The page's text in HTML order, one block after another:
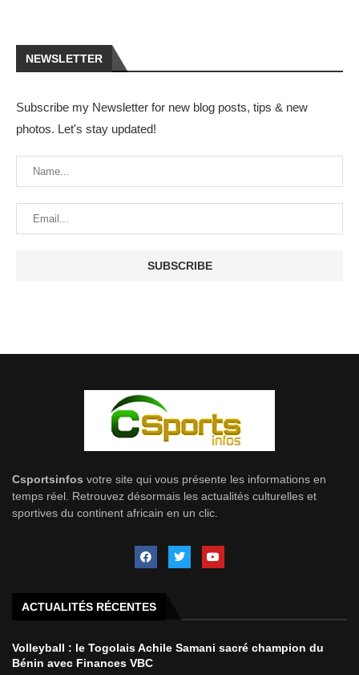
NEWSLETTER
Subscribe my Newsletter for new blog posts, tips & new
photos. Let's stay updated!
Csportsinfos votre site qui vous présente les informations en
temps réel. Retrouvez désormais les actualités culturelles et
sportives du continent africain en un clic.
ACTUALITÉS RÉCENTES
Volleyball : le Togolais Achile Samani sacré champion du
Bénin avec Finances VBC